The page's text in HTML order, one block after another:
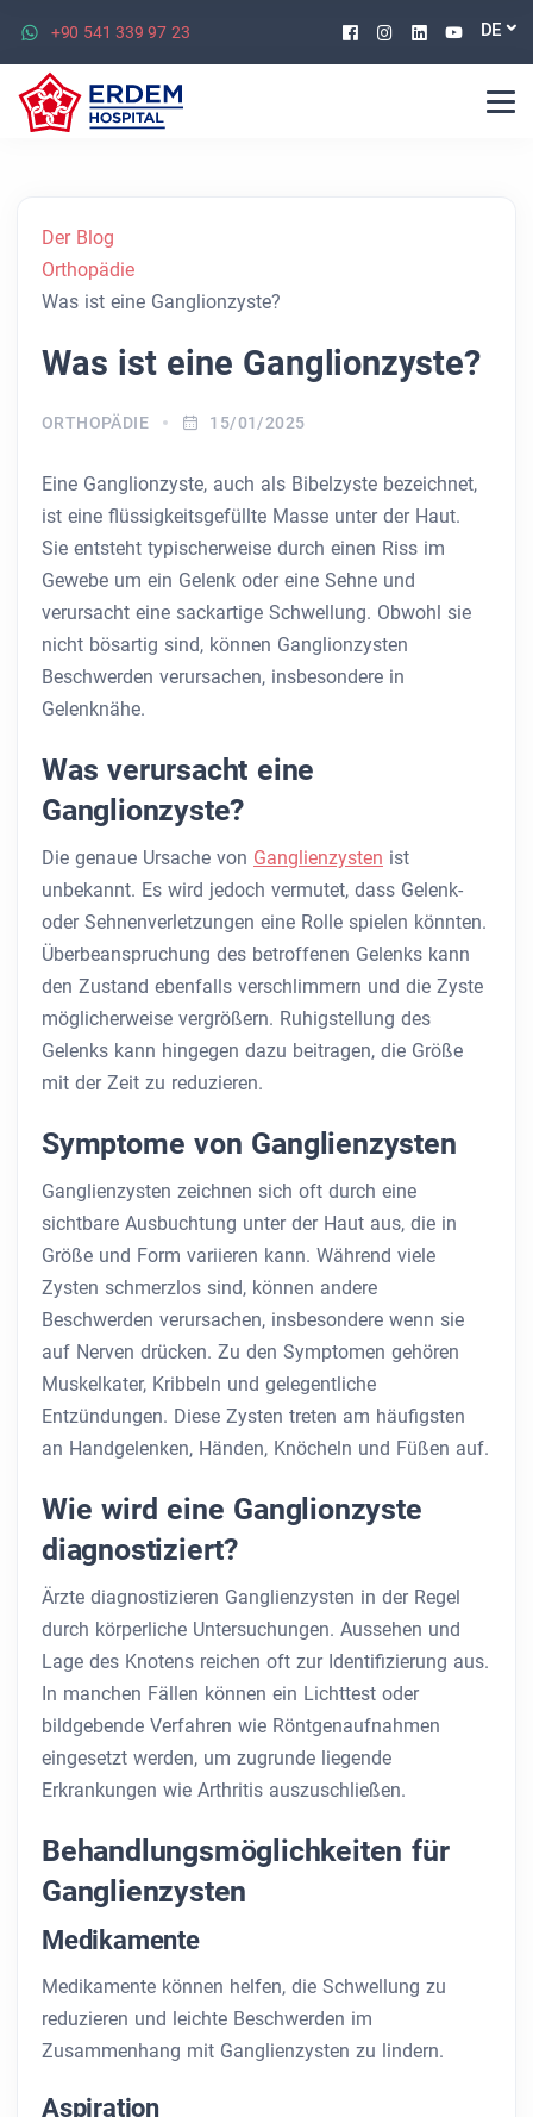
+90 541 339 97 23 Facebook
Instagram
Linkedin
DE
Der Blog
Orthopädie
Was ist eine Ganglionzyste?
Was ist eine Ganglionzyste?
ORTHOPÄDIE 15/01/2025
Eine Ganglionzyste, auch als Bibelzyste bezeichnet,
ist eine flüssigkeitsgefüllte Masse unter der Haut.
Sie entsteht typischerweise durch einen Riss im
Gewebe um ein Gelenk oder eine Sehne und
verursacht eine sackartige Schwellung. Obwohl sie
nicht bösartig sind, können Ganglionzysten
Beschwerden verursachen, insbesondere in
Gelenknähe.
Was verursacht eine
Ganglionzyste?
Die genaue Ursache von Ganglienzysten ist
unbekannt. Es wird jedoch vermutet, dass Gelenk-
oder Sehnenverletzungen eine Rolle spielen könnten.
Überbeanspruchung des betroffenen Gelenks kann
den Zustand ebenfalls verschlimmern und die Zyste
möglicherweise vergrößern. Ruhigstellung des
Gelenks kann hingegen dazu beitragen, die Größe
mit der Zeit zu reduzieren.
Symptome von Ganglienzysten
Ganglienzysten zeichnen sich oft durch eine
sichtbare Ausbuchtung unter der Haut aus, die in
Größe und Form variieren kann. Während viele
Zysten schmerzlos sind, können andere
Beschwerden verursachen, insbesondere wenn sie
auf Nerven drücken. Zu den Symptomen gehören
Muskelkater, Kribbeln und gelegentliche
Entzündungen. Diese Zysten treten am häufigsten
an Handgelenken, Händen, Knöcheln und Füßen auf.
Wie wird eine Ganglionzyste
diagnostiziert?
Ärzte diagnostizieren Ganglienzysten in der Regel
durch körperliche Untersuchungen. Aussehen und
Lage des Knotens reichen oft zur Identifizierung aus.
In manchen Fällen können ein Lichttest oder
bildgebende Verfahren wie Röntgenaufnahmen
eingesetzt werden, um zugrunde liegende
Erkrankungen wie Arthritis auszuschließen.
Behandlungsmöglichkeiten für
Ganglienzysten
Medikamente
Medikamente können helfen, die Schwellung zu
reduzieren und leichte Beschwerden im
Zusammenhang mit Ganglienzysten zu lindern.
Aspiration